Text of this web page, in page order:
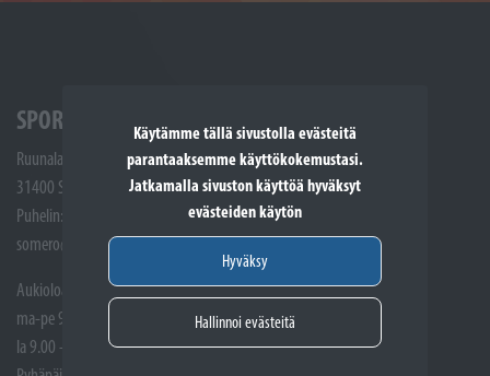
Käytämme tällä sivustolla evästeitä
parantaaksemme käyttökokemustasi.
Jatkamalla sivuston käyttöä hyväksyt
evästeiden käytön
Hyväksy
Hallinnoi evästeitä
SPORTTIKONE SOMERO
Ruunalantie 5
31400 Somero
Puhelin: (02) 748 9300
somero@sporttikone.fi
Aukioloajat
ma-pe 9.00 - 17.00
la 9.00 - 14.00